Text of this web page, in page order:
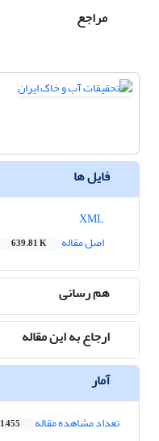
مراجع
فایل ها
اصل مقاله
639.81 K
هم رسانی
ارجاع به این مقاله
آمار
تعداد مشاهده مقاله 1,455